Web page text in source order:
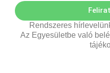
Rendszeres
Az Egyesületbe való